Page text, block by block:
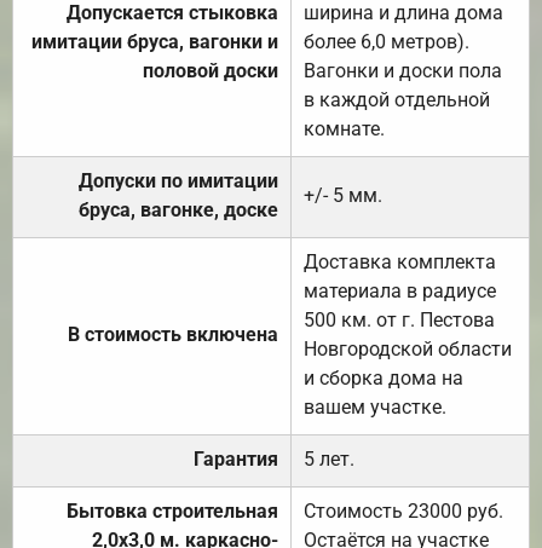
Допускается стыковка
имитации бруса, вагонки и
половой доски
ширина и длина дома
более 6,0 метров).
Вагонки и доски пола
в каждой отдельной
комнате.
Допуски по имитации
бруса, вагонке, доске
+/- 5 мм.
В стоимость включена
Доставка комплекта
материала в радиусе
500 км. от г. Пестова
Новгородской области
и сборка дома на
вашем участке.
Гарантия 5 лет.
Бытовка строительная
2,0х3,0 м. каркасно-
Стоимость 23000 руб.
Остаётся на участке